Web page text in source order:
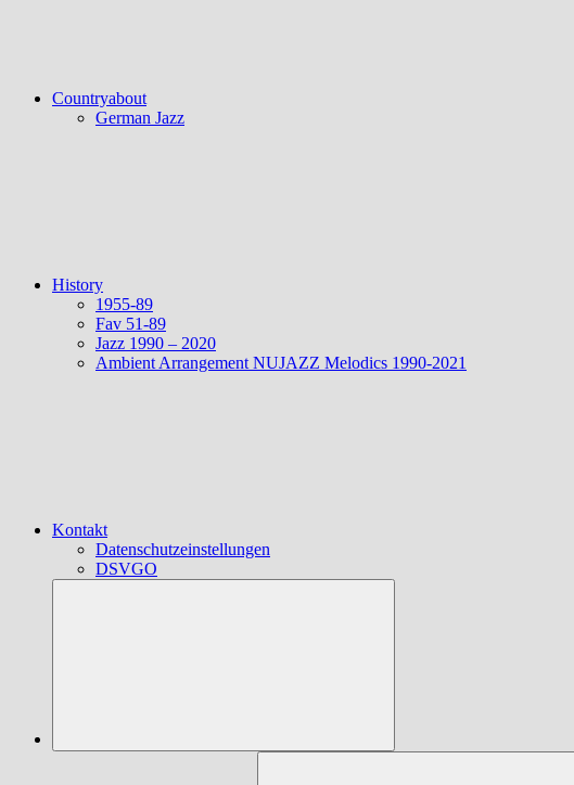
Countryabout
German Jazz
History
1955-89
Fav 51-89
Jazz 1990 – 2020
Ambient Arrangement NUJAZZ Melodics 1990-2021
Kontakt
Datenschutzeinstellungen
DSVGO